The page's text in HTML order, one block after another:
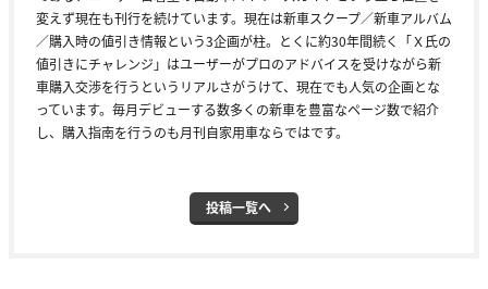
変えず現在も刊行を続けています。現在は新車スクープ／新車アルバム
／購入時の値引き情報という3企画が柱。とくに約30年間続く「Ｘ氏の
値引きにチャレンジ」はユーザーがプロのアドバイスを受けながら新
車購入交渉を行うというリアルさがうけて、現在でも人気の企画とな
っています。毎月デビューする数多くの新車を豊富なページ数で紹介
し、購入指南を行うのも月刊自家用車ならではです。
投稿一覧へ